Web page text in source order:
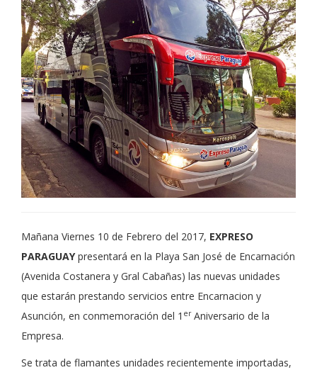
Mañana Viernes 10 de Febrero del 2017, EXPRESO
PARAGUAYpresentará en la Playa San José de Encarnación
(Avenida Costanera y Gral Cabañas) las nuevas unidades
que estarán prestando servicios entre Encarnacion y
Asunción, en conmemoración del 1 erAniversario de la
Empresa.
Se trata de flamantes unidades recientemente importadas,